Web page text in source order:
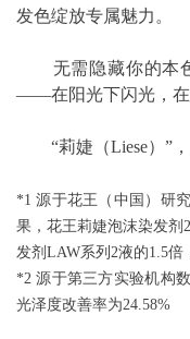
发色绽放专属魅力。
无需隐藏你的本色
——在阳光下闪光，在
“莉婕（Liese）”，
*1 源于花王（中国）研
果，花王莉婕泡沫染发剂
发剂LAW系列2液的1.5倍
*2 源于第三方实验机构
光泽度改善率为24.58%